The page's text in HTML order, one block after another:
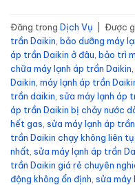
Đăng trong Dịch Vụ Được
trần Daikin bảo dưỡng máy
áp trần Daikin ở đâu bảo trì
chữa máy lạnh áp trần Daikin
Daikin máy lạnh áp trần
trần daikin sửa máy lạnh áp
áp trần Daikin bị chảy nước
hết gas sửa máy lạnh áp
trần Daikin chạy không liên
nhất sửa máy lạnh áp trần
trần Daikin giá rẻ chuyên
động không ổn định sửa máy